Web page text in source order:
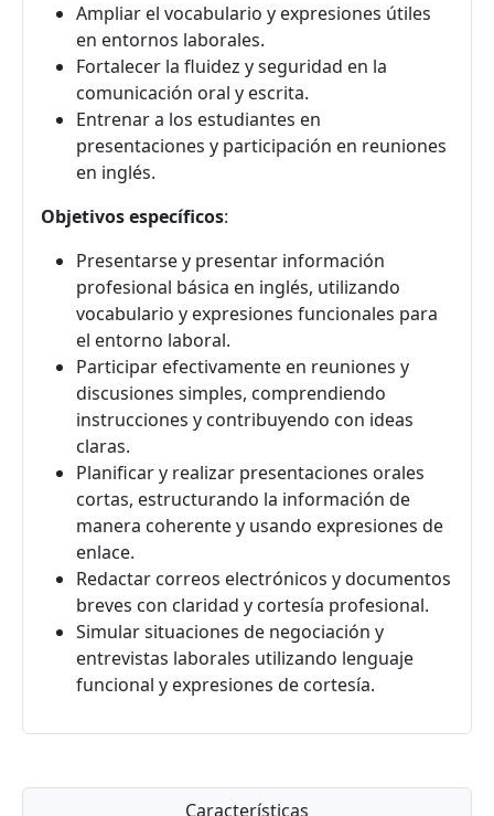
Ampliar el vocabulario y expresiones útiles
en entornos laborales.
Fortalecer la fluidez y seguridad en la
comunicación oral y escrita.
Entrenar a los estudiantes en
presentaciones y participación en reuniones
en inglés.
Objetivos específicos:
Presentarse y presentar información
profesional básica en inglés, utilizando
vocabulario y expresiones funcionales para
el entorno laboral.
Participar efectivamente en reuniones y
discusiones simples, comprendiendo
instrucciones y contribuyendo con ideas
claras.
Planificar y realizar presentaciones orales
cortas, estructurando la información de
manera coherente y usando expresiones de
enlace.
Redactar correos electrónicos y documentos
breves con claridad y cortesía profesional.
Simular situaciones de negociación y
entrevistas laborales utilizando lenguaje
funcional y expresiones de cortesía.
Características